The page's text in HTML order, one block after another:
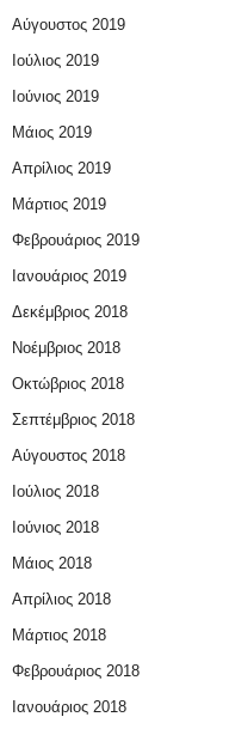
Αύγουστος 2019
Ιούλιος 2019
Ιούνιος 2019
Μάιος 2019
Απρίλιος 2019
Μάρτιος 2019
Φεβρουάριος 2019
Ιανουάριος 2019
Δεκέμβριος 2018
Νοέμβριος 2018
Οκτώβριος 2018
Σεπτέμβριος 2018
Αύγουστος 2018
Ιούλιος 2018
Ιούνιος 2018
Μάιος 2018
Απρίλιος 2018
Μάρτιος 2018
Φεβρουάριος 2018
Ιανουάριος 2018